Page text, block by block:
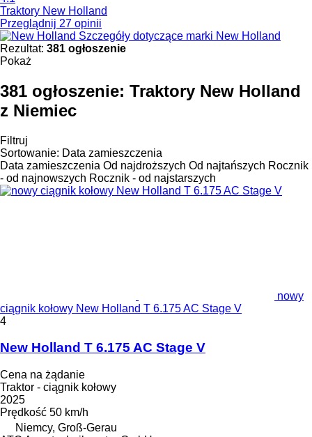
Traktory New Holland
Przeglądnij 27 opinii
Szczegóły dotyczące marki New Holland
Rezultat: 381 ogłoszenie
Pokaż
381 ogłoszenie: Traktory New Holland
z Niemiec
Filtruj
Sortowanie: Data zamieszczenia
Data zamieszczenia Od najdroższych Od najtańszych Rocznik
- od najnowszych Rocznik - od najstarszych
nowy
ciągnik kołowy New Holland T 6.175 AC Stage V
4
New Holland T 6.175 AC Stage V
Cena na żądanie
Traktor - ciągnik kołowy
2025
Prędkość 50 km/h
Niemcy, Groß-Gerau